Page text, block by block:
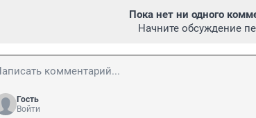
Пока нет ни одного
Начните обсуждение
Гость
Войти